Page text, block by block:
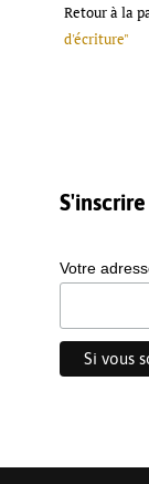
Retour à la
d'écriture"
Votre